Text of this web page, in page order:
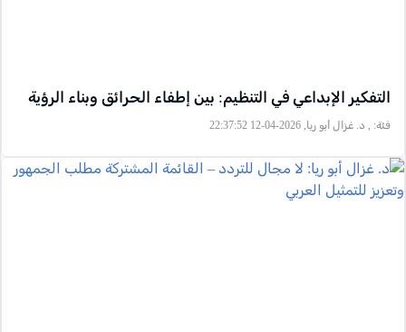
التفكير الإبداعي في التنظيم: بين إطفاء الحرائق وبناء الرؤية
فئة: , د. غزال أبو ريا, 2026-04-12 22:37:52